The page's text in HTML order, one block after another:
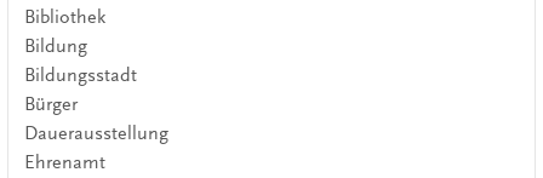
Bibliothek
Bildung
Bildungsstadt
Bürger
Dauerausstellung
Ehrenamt